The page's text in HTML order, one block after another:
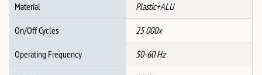
Material Plastic+ALU
On/Off Cycles 25 000x
Operating Frequency 50-60 Hz